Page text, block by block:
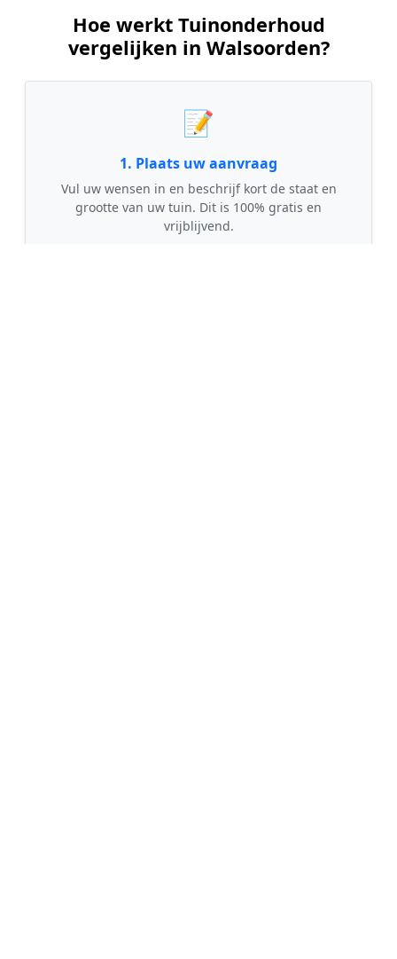
Hoe werkt Tuinonderhoud
vergelijken in Walsoorden?
📝
1. Plaats uw aanvraag
Vul uw wensen in en beschrijf kort de staat en
grootte van uw tuin. Dit is 100% gratis en
vrijblijvend.